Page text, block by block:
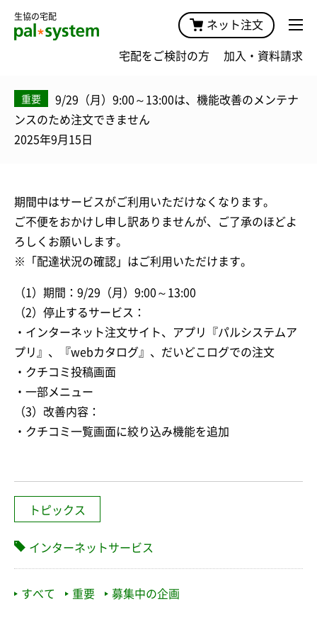
生協の宅配
ネット注文
宅配をご検討の方 加入・資料請求
重要
9/29（月）9:00～13:00は、機能改善のメンテナ
ンスのため注文できません
2025年9月15日
期間中はサービスがご利用いただけなくなります。
ご不便をおかけし申し訳ありませんが、ご了承のほどよ
ろしくお願いします。
※「配達状況の確認」はご利用いただけます。
（1）期間：9/29（月）9:00～13:00
（2）停止するサービス：
・インターネット注文サイト、アプリ『パルシステムア
プリ』、『webカタログ』、だいどこログでの注文
・クチコミ投稿画面
・一部メニュー
（3）改善内容：
・クチコミ一覧画面に絞り込み機能を追加
トピックス
インターネットサービス
すべて 重要 募集中の企画